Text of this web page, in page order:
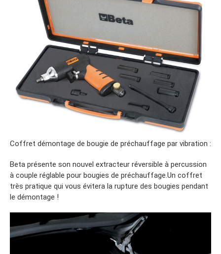
Coffret démontage de bougie de préchauffage par vibration :
Beta présente son nouvel extracteur réversible à percussion
à couple réglable pour bougies de préchauffage.Un coffret
très pratique qui vous évitera la rupture des bougies pendant
le démontage !